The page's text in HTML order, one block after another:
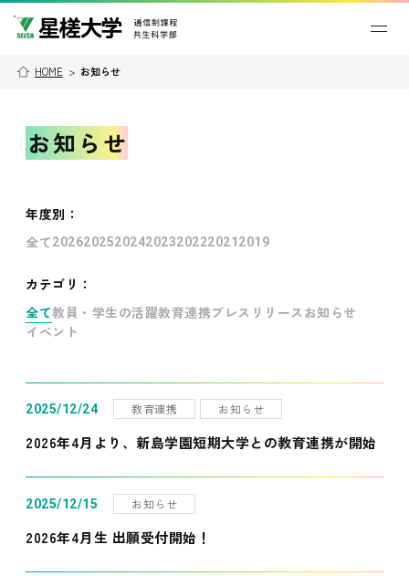
HOME > お知らせ
お知らせ
年度別 ：
全て202620252024202320222021 2019
カテゴリ：
全て教員・学生の活躍教育連携プレスリリース お知らせ
イベント
2025/12/24 教育連携 お知らせ
2026年4月より、新島学園短期大学との教育連携が開始
2025/12/15 お知らせ
2026年4月生 出願受付開始！